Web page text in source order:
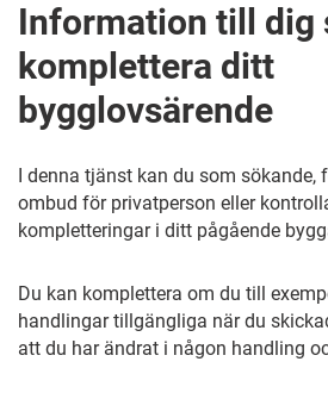
Information till dig
komplettera ditt
bygglovsärende
I denna tjänst kan du som sökande,
ombud för privatperson eller
kompletteringar i ditt pågående
Du kan komplettera om du till
handlingar tillgängliga när du
att du har ändrat i någon handling